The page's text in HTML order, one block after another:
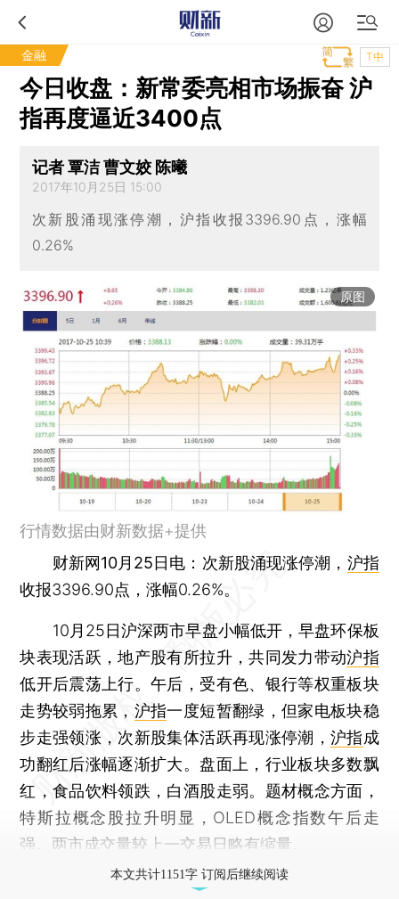
金融 T中
今日收盘：新常委亮相市场振奋 沪
指再度逼近3400点
记者 覃洁 曹文姣 陈曦
2017年10月25日 15:00
次新股涌现涨停潮，沪指收报3396.90点，涨幅
0.26%
原图
行情数据由财新数据+提供
财新网10月25日电 ：次新股涌现涨停潮， 沪指
收报3396.90点，涨幅0.26%。
10月25日沪深两市早盘小幅低开，早盘环保板
块表现活跃，地产股有所拉升，共同发力带动沪指
低开后震荡上行。午后，受有色、银行等权重板块
走势较弱拖累， 沪指一度短暂翻绿，但家电板块稳
步走强领涨，次新股集体活跃再现涨停潮， 沪指成
功翻红后涨幅逐渐扩大。盘面上，行业板块多数飘
红，食品饮料领跌，白酒股走弱。题材概念方面，
特斯拉概念股拉升明显，OLED概念指数午后走
强。两市成交量较上一交易日略有缩量。
本文共计1151字 订阅后继续阅读